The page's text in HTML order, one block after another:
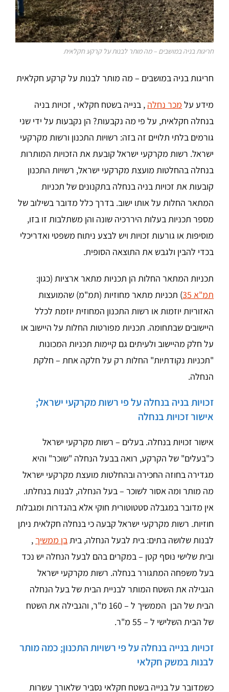
חריגות בניה במושבים – מה מותר לבנות על קרקע חקלאית
חריגות בניה במושבים – מה מותר לבנות על קרקע חקלאית
מידע עלמכר נחלה, בנייה בשטח חקלאי , זכויות בניה
בנחלה חקלאית, על פי מה נקבעות? הן נקבעות על ידי שני
גורמים בלתי תלויים זה בזה: רשויות התכנון ורשות מקרקעי
ישראל. רשות מקרקעי ישראל קובעת את הזכויות המותרות
בנחלה בהחלטות מועצת מקרקעי ישראל, רשויות התכנון
קובעות את זכויות בניה בנחלה בתקנונים של תכניות
המתאר החלות על אותו ישוב. בדרך כלל מדובר בשילוב של
מספר תכניות בעלות היררכיה שונה והן משתלבות זו בזו,
מוסיפות או גורעות זכויות ויש לבצע ניתוח משפטי ואדריכלי
בכדי להבין ולגבש את התוצאה הסופית.
תכניות המתאר החלות הן תכניות מתאר ארציות (כגון:
תמ"א 35
) תכניות מתאר מחוזיות (תמ"מ) שהמועצות
האזוריות יוזמות או רשות התכנון המחוזית יוזמת לכלל
היישובים שבתחומה. תכניות מפורטות החלות על היישוב או
על חלק מהיישוב ולעיתים גם קיימות תכניות המכונות
"תכניות נקודתיות" החלות רק על חלקה אחת – חלקת
הנחלה.
זכויות בניה בנחלה על פי רשות מקרקעי ישראל;
אישור זכויות בנחלה
אישור זכויות בנחלה. בעלים – רשות מקרקעי ישראל
כ"בעלים" של הקרקע, רואה בבעל הנחלה "שוכר" והיא
מגדירה בחוזה החכירה ובהחלטות מועצת מקרקעי ישראל
מה מותר ומה אסור לשוכר – בעל הנחלה, לבנות בנחלתו.
אין מדובר במגבלה סטטוטורית חוקי אלא בהגדרות ומגבלות
חוזיות. רשות מקרקעי ישראל קבעה כי בנחלה חקלאית ניתן
לבנות שלושה בתים: בית לבעל הנחלה, ביתבן ממשיך,
ובית שלישי נוסף קטן – במקרים בהם לבעל הנחלה יש נכד
בעל משפחה המתגורר בנחלה. רשות מקרקעי ישראל
הגבילה את השטח המותר לבניית הבית של בעל הנחלה
הבית של הבן הממשיך ל – 160 מ"ר, והגבילה את השטח
של הבית השלישי ל – 55 מ"ר.
זכויות בנייה בנחלה על פי רשויות התכנון; כמה מותר
לבנות במשק חקלאי
כשמדובר על בנייה בשטח חקלאי נסביר שלאורך עשרות